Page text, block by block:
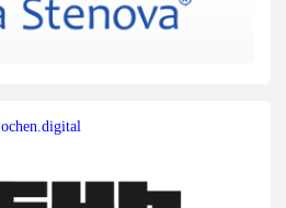
ochen.digital